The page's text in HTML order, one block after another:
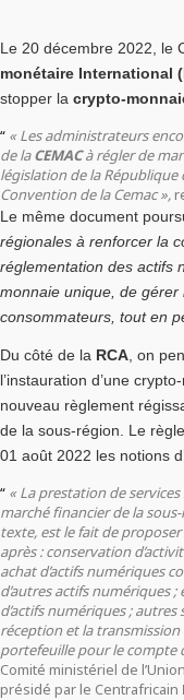
Le 20 décembre 2022, le
monétaire International
stopper la crypto-
« Les administrateurs
de laCEMACà régler de
législation de la
Convention de la Cemac »,
Le même document
régionales à renforcer la
réglementation des actifs
monnaie unique, de
consommateurs, tout en
Du côté de la RCA , on
l’instauration d’une
nouveau règlement
de la sous-région. Le
01 août 2022 les notions
« La prestation de
marché financier de la
texte, est le fait de
après : conservation
achat d’actifs numériques
d’autres actifs numériques
d’actifs numériques ;
réception et la transmission
portefeuille pour le compte
Comité ministériel de
présidé par le Centrafricain